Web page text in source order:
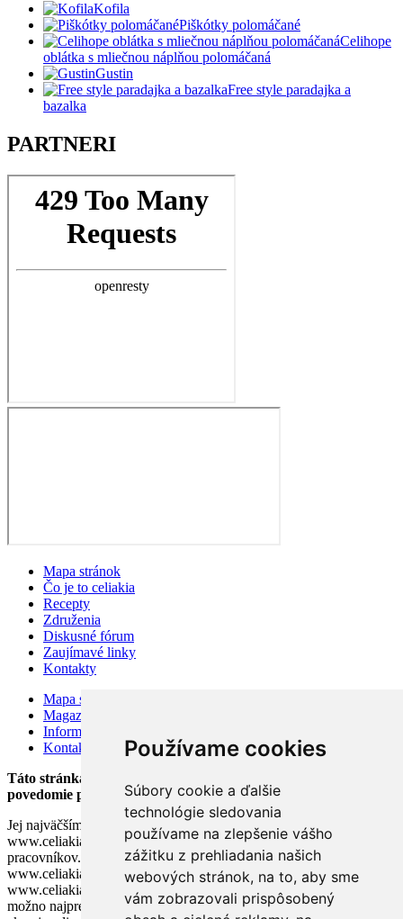
Používame cookies
Súbory cookie a ďalšie
technológie sledovania
používame na zlepšenie vášho
zážitku z prehliadania našich
webových stránok, na to, aby sme
vám zobrazovali prispôsobený
Kofila
Piškótky polomáčané
Celihope
oblátka s mliečnou náplňou polomáčaná
Gustin
Free style paradajka a
bazalka
PARTNERI
Mapa stránok
Čo je to celiakia
Recepty
Združenia
Diskusné fórum
Zaujímavé linky
Kontakty
Mapa stránok
Magazín
Information for visitors
Kontakty
Táto stránka bola založená v auguste 2002 v snahe zlepšiť
povedomie pacientov o celiakii.
Jej najväčším prínosom je výmena informácií medzi užívateľmi. Tím
www.celiakia.sk sa neskladá z lekárov ani iných zdravotníckych
pracovníkov. Akákoľvek rada poskytnutá na stránke
www.celiakia.sk nemôže nahradiť radu lekára. Cieľom stránky
www.celiakia.sk a našich odpovedí na vaše otázky je poskytnúť čo
možno najpresnejšie informácie o chorobe tak diagnostikovaným